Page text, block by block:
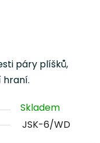
páry plíšků,
Skladem
JSK-6/WD